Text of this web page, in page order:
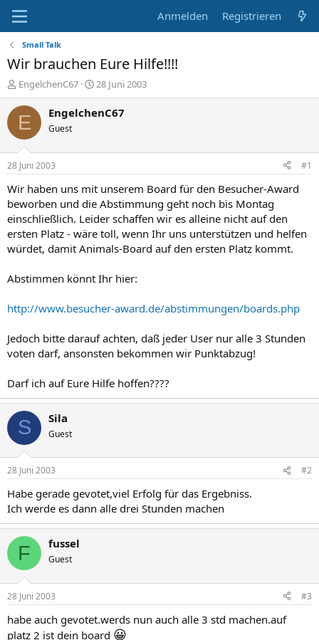
Anmelden Registrieren
Small Talk
Wir brauchen Eure Hilfe!!!!
E
r
s
e
r
EngelchenC67
E
r
s
t
a
m
28 Juni 2003
E EngelchenC67
Guest
28 Juni 2003 #1
Wir haben uns mit unserem Board für den Besucher-Award
beworben und die Abstimmung geht noch bis Montag
einschließlich. Leider schaffen wir es alleine nicht auf den
ersten Platz - wäre toll, wenn Ihr uns unterstützen und helfen
würdet, damit Animals-Board auf den ersten Platz kommt.
Abstimmen könnt Ihr hier:
http://www.besucher-award.de/abstimmungen/boards.php
Jedoch bitte darauf achten, daß jeder User nur alle 3 Stunden
voten darf, ansonsten bekommen wir Punktabzug!
Darf ich auf Eure Hilfe hoffen????
S Sila
Guest
28 Juni 2003 #2
Habe gerade gevotet,viel Erfolg für das Ergebniss.
Ich werde es dann alle drei Stunden machen
F fussel
Guest
28 Juni 2003 #3
habe auch gevotet.werds nun auch alle 3 std machen.auf
platz 2 ist dein board 😀